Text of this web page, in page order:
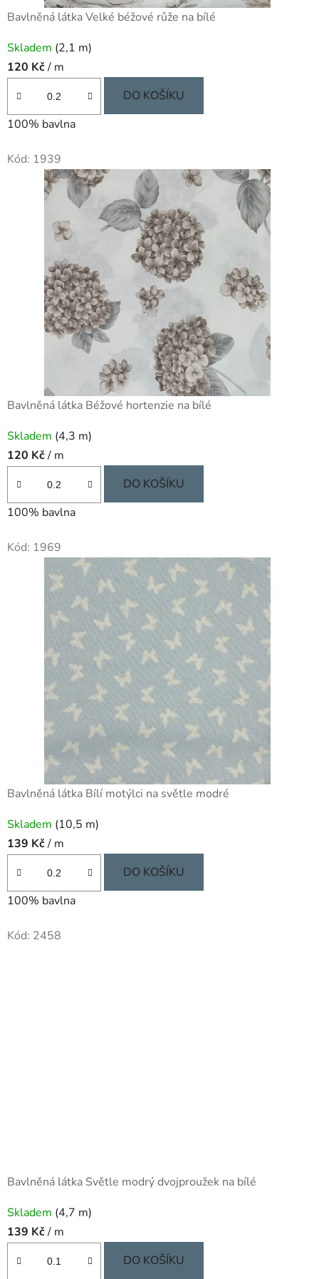
Bavlněná látka Velké béžové růže na bílé
Skladem (2,1 m)
120 Kč/ m
DO KOŠÍKU
100% bavlna
Kód: 1939
Bavlněná látka Béžové hortenzie na bílé
Skladem (4,3 m)
120 Kč/ m
DO KOŠÍKU
100% bavlna
Kód: 1969
Bavlněná látka Bílí motýlci na světle modré
Skladem (10,5 m)
139 Kč/ m
DO KOŠÍKU
100% bavlna
Kód: 2458
Bavlněná látka Světle modrý dvojproužek na bílé
Skladem (4,7 m)
139 Kč/ m
DO KOŠÍKU